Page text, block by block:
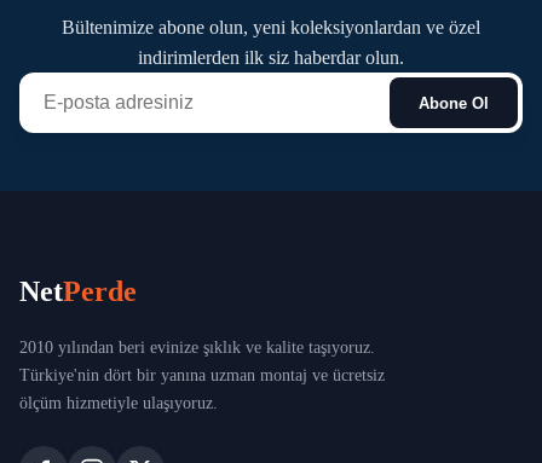
Bültenimize abone olun, yeni koleksiyonlardan ve özel
indirimlerden ilk siz haberdar olun.
Abone Ol
NetPerde
2010 yılından beri evinize şıklık ve kalite taşıyoruz.
Türkiye'nin dört bir yanına uzman montaj ve ücretsiz
ölçüm hizmetiyle ulaşıyoruz.